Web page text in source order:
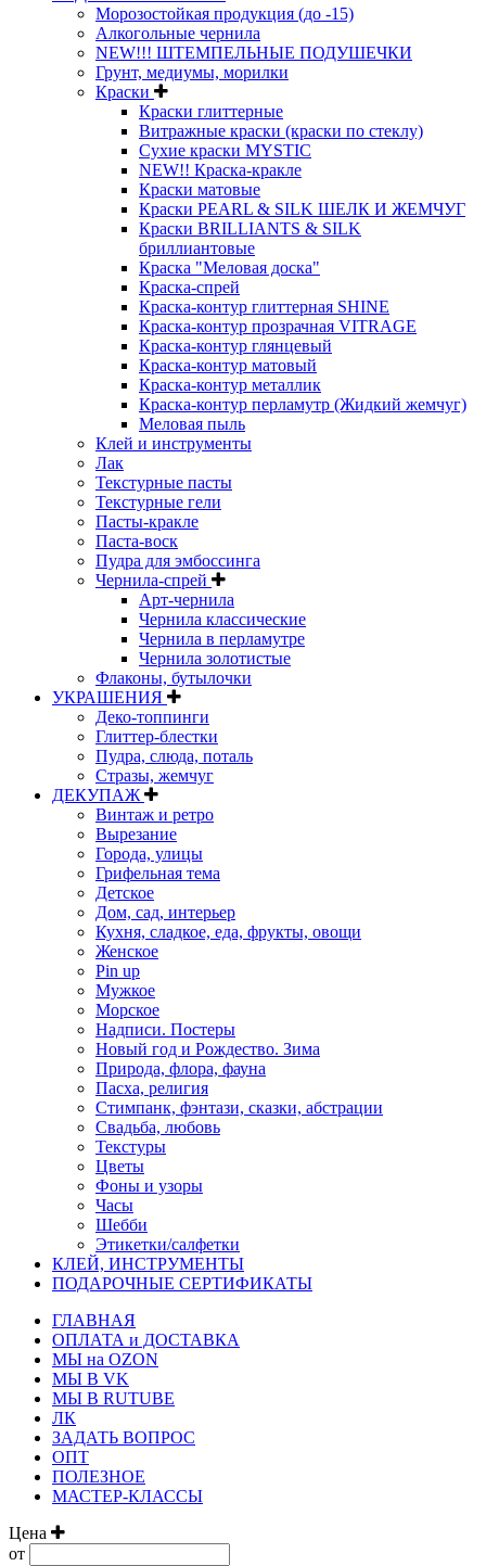
Морозостойкая продукция (до -15)
Алкогольные чернила
NEW!!! ШТЕМПЕЛЬНЫЕ ПОДУШЕЧКИ
Грунт, медиумы, морилки
Краски
Краски глиттерные
Витражные краски (краски по стеклу)
Сухие краски MYSTIC
NEW!! Краска-кракле
Краски матовые
Краски PEARL & SILK ШЕЛК И ЖЕМЧУГ
Краски BRILLIANTS & SILK
бриллиантовые
Краска "Меловая доска"
Краска-спрей
Краска-контур глиттерная SHINE
Краска-контур прозрачная VITRAGE
Краска-контур глянцевый
Краска-контур матовый
Краска-контур металлик
Краска-контур перламутр (Жидкий жемчуг)
Меловая пыль
Клей и инструменты
Лак
Текстурные пасты
Текстурные гели
Пасты-кракле
Паста-воск
Пудра для эмбоссинга
Чернила-спрей
Арт-чернила
Чернила классические
Чернила в перламутре
Чернила золотистые
Флаконы, бутылочки
УКРАШЕНИЯ
Деко-топпинги
Глиттер-блестки
Пудра, слюда, поталь
Стразы, жемчуг
ДЕКУПАЖ
Винтаж и ретро
Вырезание
Города, улицы
Грифельная тема
Детское
Дом, сад, интерьер
Кухня, сладкое, еда, фрукты, овощи
Женское
Pin up
Мужкое
Морское
Надписи. Постеры
Новый год и Рождество. Зима
Природа, флора, фауна
Пасха, религия
Стимпанк, фэнтази, сказки, абстрации
Свадьба, любовь
Текстуры
Цветы
Фоны и узоры
Часы
Шебби
Этикетки/салфетки
КЛЕЙ, ИНСТРУМЕНТЫ
ПОДАРОЧНЫЕ СЕРТИФИКАТЫ
ГЛАВНАЯ
ОПЛАТА и ДОСТАВКА
МЫ на OZON
МЫ В VK
МЫ В RUTUBE
ЛК
ЗАДАТЬ ВОПРОС
ОПТ
ПОЛЕЗНОЕ
МАСТЕР-КЛАССЫ
Цена
от